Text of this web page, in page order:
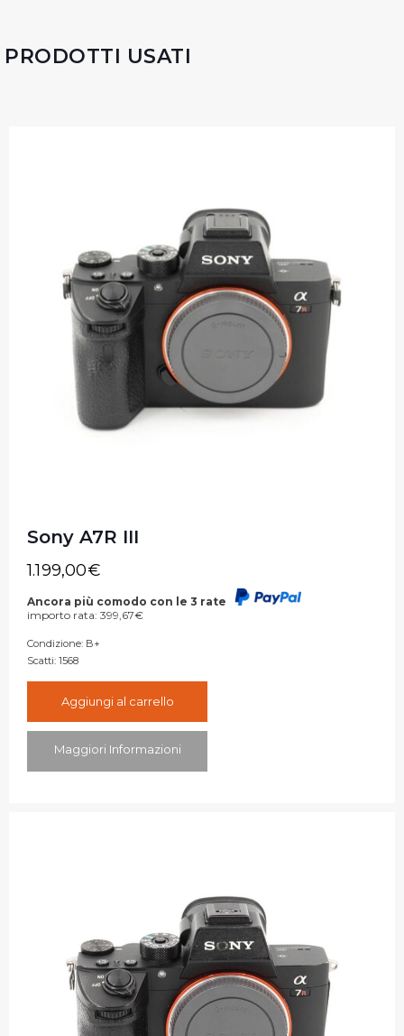
PRODOTTI USATI
Sony A7R III
1.199,00€
Ancora più comodo con le 3 rate
importo rata: 399,67€
Condizione: B+
Scatti: 1568
Aggiungi al carrello
Maggiori Informazioni